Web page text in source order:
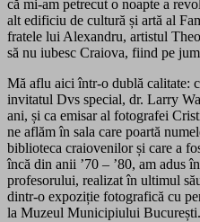
că mi-am petrecut o noapte a
alt edificiu de cultură și artă al
fratele lui Alexandru, artistul
să nu iubesc Craiova, fiind pe
Mă aflu aici într-o dublă calitate:
invitatul Dvs special, dr. Larry
ani, și ca emisar al fotografei
ne aflăm în sala care poartă
biblioteca craiovenilor și care a
încă din anii ’70 – ’80, am adus
profesorului, realizat în ultimul
dintr-o expoziție fotografică cu
la Muzeul Municipiului București.